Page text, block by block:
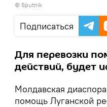
© Sputnik
Подписаться
Для перевозки
действий, будет
Молдавская
помощь Луганской